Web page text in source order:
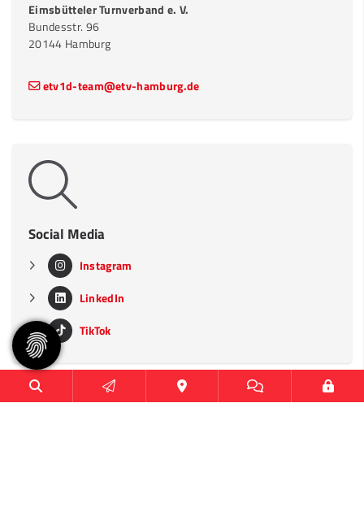
Eimsbütteler Turnverband e. V.
Bundesstr. 96
20144 Hamburg
etv1d-team@etv-hamburg.de
Social Media
Instagram
LinkedIn
TikTok